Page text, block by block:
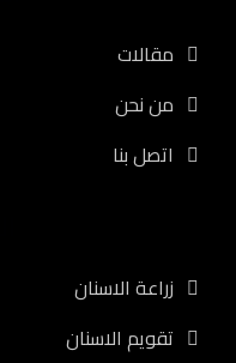
مقالات
من نحن
اتصل بنا
زراعة الاسنان
تقويم الاسنان